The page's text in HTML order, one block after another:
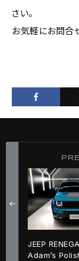
さい。
お気軽にお問合
JEEP
Adam’s